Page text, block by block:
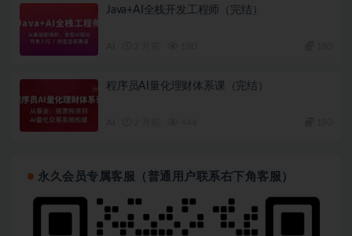
│   ├── [ 25M]  01- Mybatis的介绍和基本使用 01-课
│   ├── [133M]  02-数据操作框架历程.mp4
│   ├── [ 98M]  03-Mybatis介绍.mp4
│   ├── [895M]  04-快速搭建mybatis.mp4
│   ├── [229M]  06-02-SqlSessionFactory讲解
│   ├── [203M]  07- 03-SqlSession讲解.mp4
│   ├── [436M]  08-04-集成日志框架.mp4
│   ├── [213M]  09-05-全局配置-已有配置讲解.mp4
│   ├── [ 38M]  12-07-全局配置-properties.mp4
│   ├── [242M]  13-08-全局配置-typeAliases.mp4
│   ├── [570M]  14- 09-mapperXML 增删改.mp4
│   ├── [106M]  15-XML映射器-参数、返回结果处理 01-
│   ├── [207M]  16-02-参数获取.mp4
Java+AI全栈开发工程师（完结）
程序员AI量化理财体系课（完结）
永久会员专属客服（普通用户联系右下角客服）